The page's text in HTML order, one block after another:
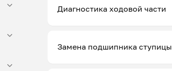
Диагностика ходовой части
Замена подшипника ступицы